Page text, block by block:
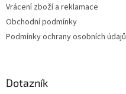
Vrácení zboží a reklamace
Obchodní podmínky
Podmínky ochrany osobních údajů
Dotazník